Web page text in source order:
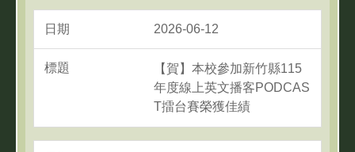
2026-06-12
【賀】本校參加新竹縣115
年度線上英文播客PODCAS
T擂台賽榮獲佳績